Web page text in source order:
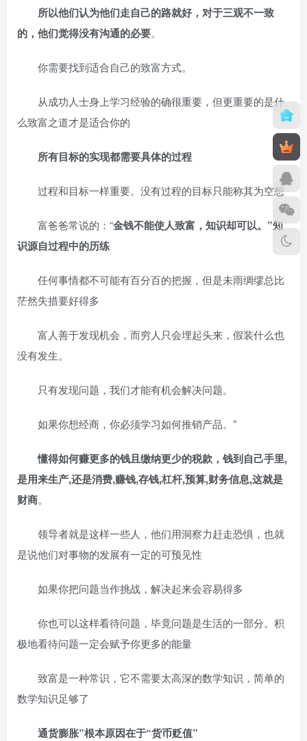
所以他们认为他们走自己的路就好，对于三观不一致
的，他们觉得没有沟通的必要。
你需要找到适合自己的致富方式。
从成功人士身上学习经验的确很重要，但更重要的是什
么致富之道才是适合你的
所有目标的实现都需要具体的过程
过程和目标一样重要。没有过程的目标只能称其为空想
富爸爸常说的：“金钱不能使人致富，知识却可以。”知
识源自过程中的历练
任何事情都不可能有百分百的把握，但是未雨绸缪总比
茫然失措要好得多
富人善于发现机会，而穷人只会埋起头来，假装什么也
没有发生。
只有发现问题，我们才能有机会解决问题。
如果你想经商，你必须学习如何推销产品。”
懂得如何赚更多的钱且缴纳更少的税款，钱到自己手里,
是用来生产,还是消费,赚钱,存钱,杠杆,预算,财务信息,这就是
财商。
领导者就是这样一些人，他们用洞察力赶走恐惧，也就
是说他们对事物的发展有一定的可预见性
如果你把问题当作挑战，解决起来会容易得多
你也可以这样看待问题，毕竟问题是生活的一部分。积
极地看待问题一定会赋予你更多的能量
致富是一种常识，它不需要太高深的数学知识，简单的
数学知识足够了
通货膨胀”根本原因在于“货币贬值”